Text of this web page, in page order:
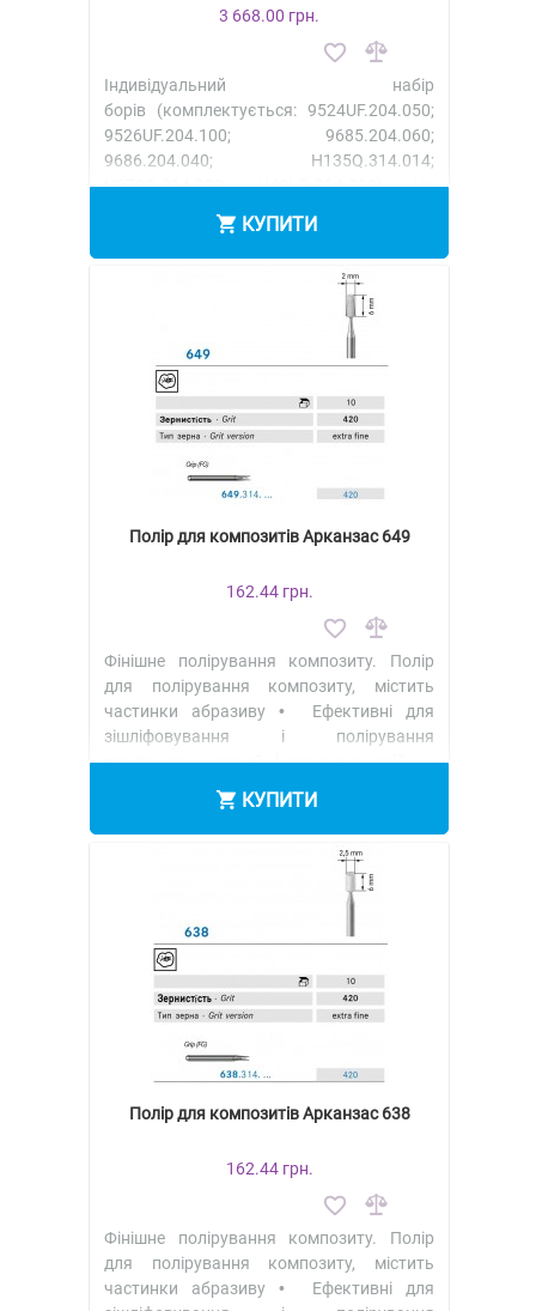
3 668.00 грн.
Індивідуальний набір
борів (комплектується: 9524UF.204.050;
9526UF.204.100; 9685.204.060;
9686.204.040; H135Q.314.014;
H379Q.314.023; H48LQ.314.012) На
стоматологічному ..
КУПИТИ
Полір для композитів Арканзас 649
162.44 грн.
Фінішне полірування композиту. Полір
для полірування композиту, містить
частинки абразиву • Ефективні для
зішліфовування і полірування
композитних пломб • Інструменти стій..
КУПИТИ
Полір для композитів Арканзас 638
162.44 грн.
Фінішне полірування композиту. Полір
для полірування композиту, містить
частинки абразиву • Ефективні для